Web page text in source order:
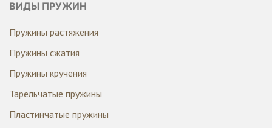
ВИДЫ ПРУЖИН
Пружины растяжения
Пружины сжатия
Пружины кручения
Тарельчатые пружины
Пластинчатые пружины